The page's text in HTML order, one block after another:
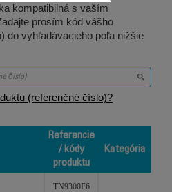
kompatibilná s vaším
prosím kód vášho
do vyhľadávacieho poľa nižšie
(referenčné číslo)?
Referencie
/ kódy
produktu
Kategória
TN9300F6